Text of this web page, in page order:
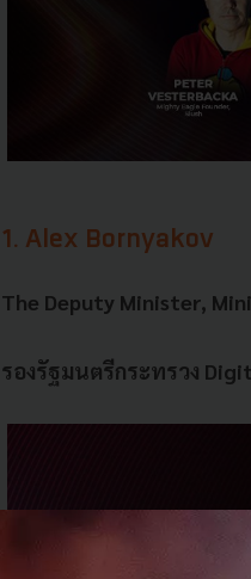
1. Alex Bornyakov
The Deputy Minister,
รองรัฐมนตรีกระทรวง